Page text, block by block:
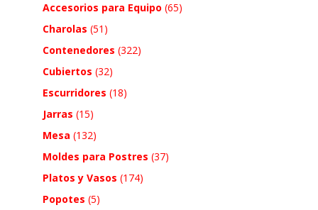
Accesorios para Equipo (65)
Charolas (51)
Contenedores (322)
Cubiertos (32)
Escurridores (18)
Jarras (15)
Mesa (132)
Moldes para Postres (37)
Platos y Vasos (174)
Popotes (5)